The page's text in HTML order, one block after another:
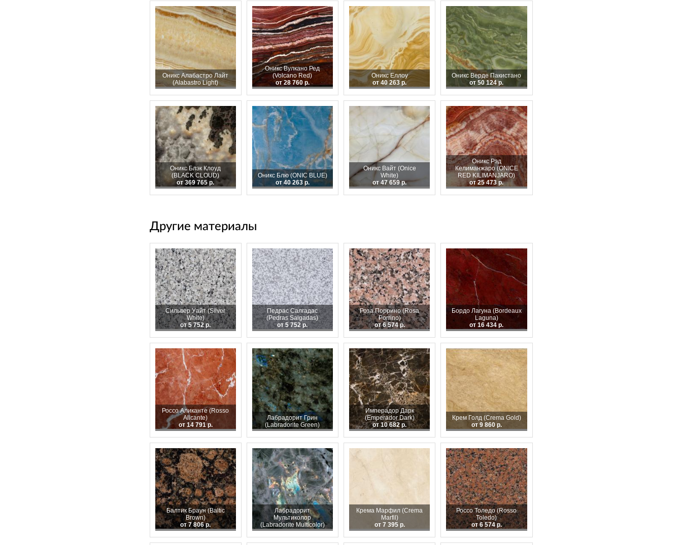
Оникс Алабастро Лайт
(Alabastro Light)
Оникс Вулкано Ред
(Volcano Red)
от 28 760 р.
Оникс Еллоу
от 40 263 р.
Оникс Верде Пакистано
от 50 124 р.
Оникс Блэк Клоуд
(BLACK CLOUD)
от 369 765 р.
Оникс Блю (ONIC BLUE)
от 40 263 р.
Оникс Вайт (Onice
White)
от 47 659 р.
Оникс Рэд
Келиманжаро (ONICE
RED KILIMANJARO)
от 25 473 р.
Другие материалы
Сильвер Уайт (Silver
White)
от 5 752 р.
Педрас Салгадас
(Pedras Salgadas)
от 5 752 р.
Роза Поррино (Rosa
Porrino)
от 6 574 р.
Бордо Лагуна (Bordeaux
Laguna)
от 16 434 р.
Россо Аликанте (Rosso
Alicante)
от 14 791 р.
Лабрадорит Грин
(Labradorite Green)
Имперадор Дарк
(Emperador Dark)
от 10 682 р.
Крем Голд (Crema Gold)
от 9 860 р.
Балтик Браун (Baltic
Brown)
от 7 806 р.
Лабрадорит
Мультиколор
(Labradorite Multicolor)
Крема Марфил (Crema
Marfil)
от 7 395 р.
Россо Толедо (Rosso
Toledo)
от 6 574 р.